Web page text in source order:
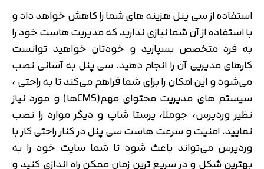
استفاده از سی پنل هزینه های شما را کاهش خواهد داد و
با استفاده از آن شما نیازی ندارید که مدیریت هاست خود را
به فرد متخصص بسپارید و خودتان خواهید توانست
کارهای مدیریی آن را انجام دهید. سی پنل به آسانی نصب
می‌شود و این امکان را برای شما فراهم می‌کند تا به راحتی ،
سیستم های مدیریت محتوای مهم(CMSها) و مورد نیاز
نظیر وردپرس، جوملا، پرستا شاپ و دیگر موارد را نصب
نمایید. امنیت و سرعت هاست سی پنل در کنار راحتی کار با
وردپرس می‌تواند باعث شود تا شما سایت خود را به
بهترین شکل و در سریع ترین زمان ممکن راه اندازی کنید و